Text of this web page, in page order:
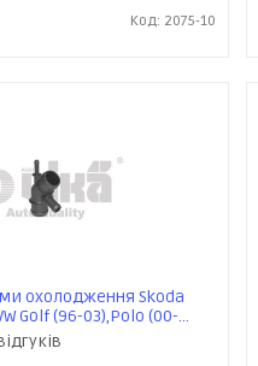
Код: 2075-10
охолодження Skoda
Golf (96-03),Polo (00-
A3 (97-03),TT (99-06)